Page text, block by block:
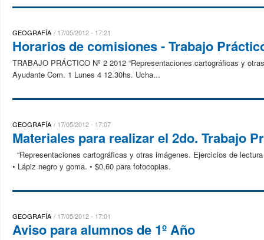
GEOGRAFÍA 17/05/2012 - 17:21
Horarios de comisiones - Trabajo
TRABAJO PRÁCTICO Nº 2 2012 “Representaciones cartográficas y
Ayudante Com. 1 Lunes 4 12.30hs. Ucha...
GEOGRAFÍA 17/05/2012 - 17:07
Materiales para realizar el 2do. Trabajo
“Representaciones cartográficas y otras imágenes. Ejercicios de
• Lápiz negro y goma. • $0,60 para fotocopias.
GEOGRAFÍA 17/05/2012 - 17:01
Aviso para alumnos de 1º Año